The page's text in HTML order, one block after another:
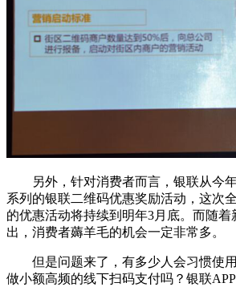
另外，针对消费者而言，银联从今年
系列的银联二维码优惠奖励活动，这次
的优惠活动将持续到明年3月底。而随着
出，消费者薅羊毛的机会一定非常多。
但是问题来了，有多少人会习惯使用
做小额高频的线下扫码支付吗？银联